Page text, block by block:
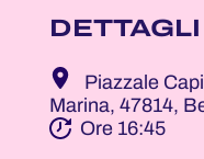
DETTAGLI
Piazzale
Marina, 47814,
Ore 16:45